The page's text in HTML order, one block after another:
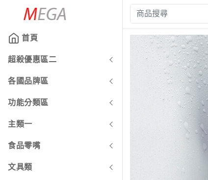
首頁
超殺優惠區二
各國品牌區
功能分類區
主類一
食品零嘴
文具類